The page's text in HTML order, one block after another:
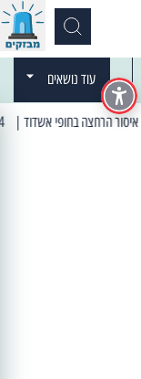
עוד נושאים
| 13:04 14/01/2025 עובדים בלילות: עבודות קרצוף וריבוד אספלט